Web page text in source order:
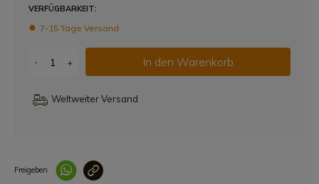
VERFÜGBARKEIT:
7-15 Tage Versand
- + In den Warenkorb
Weltweiter Versand
Freigeben